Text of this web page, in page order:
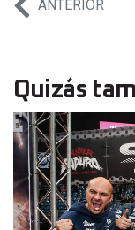
ANTERIOR
Quizás